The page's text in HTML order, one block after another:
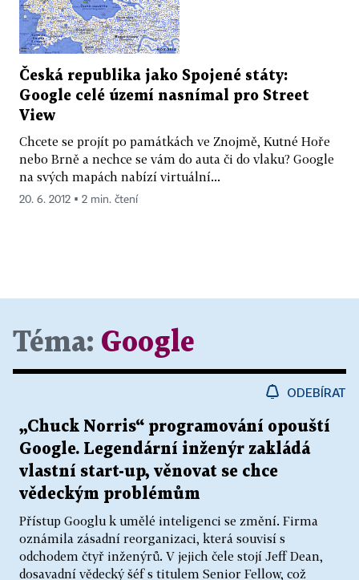
Česká republika jako Spojené státy:
Google celé území nasnímal pro Street
View
Chcete se projít po památkách ve Znojmě, Kutné Hoře
nebo Brně a nechce se vám do auta či do vlaku? Google
na svých mapách nabízí virtuální...
20. 6. 2012 ▪ 2 min. čtení
Téma: Google
ODEBÍRAT
„Chuck Norris“ programování opouští
Google. Legendární inženýr zakládá
vlastní start-up, věnovat se chce
vědeckým problémům
Přístup Googlu k umělé inteligenci se změní. Firma
oznámila zásadní reorganizaci, která souvisí s
odchodem čtyř inženýrů. V jejich čele stojí Jeff Dean,
dosavadní vědecký šéf s titulem Senior Fellow, což